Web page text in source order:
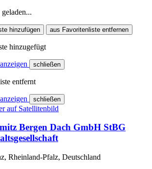
hinzufügen aus Favoritenliste entfernen
hinzugefügt
schließen
entfernt
schließen
Bergen Dach GmbH StBG
Rheinland-Pfalz, Deutschland